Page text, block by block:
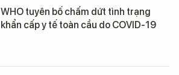
WHO tuyên bố chấm dứt tình trạng
khẩn cấp y tế toàn cầu do COVID-19